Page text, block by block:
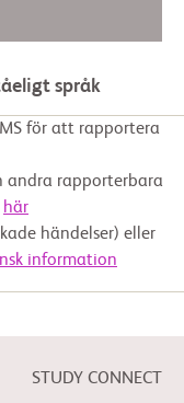
språk
för att rapportera
andra rapporterbara
här
händelser) eller
information
STUDY CONNECT